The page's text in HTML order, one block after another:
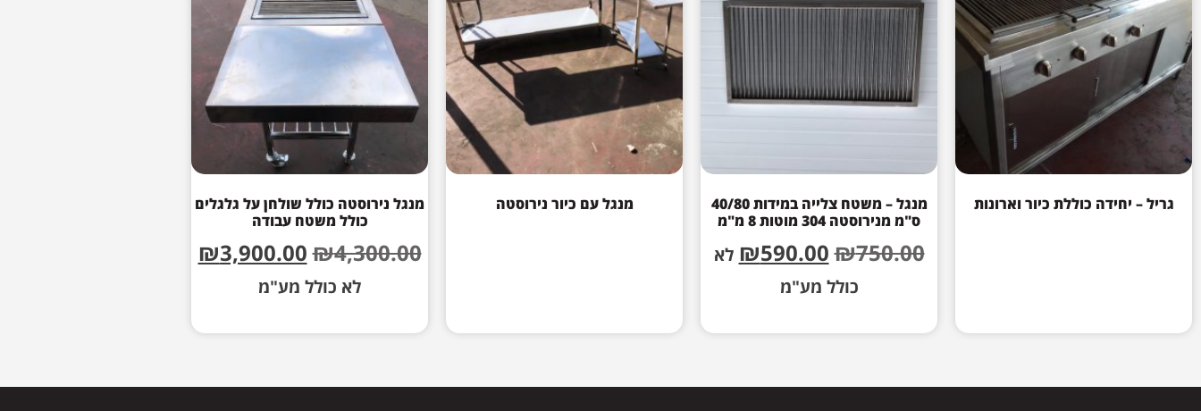
גריל – יחידה כוללת כיור וארונות
מנגל – משטח צלייה במידות 40/80
ס"מ מנירוסטה 304 מוטות 8 מ"מ
₪750.00
₪590.00
לא
כולל מע"מ
מנגל עם כיור נירוסטה
מנגל נירוסטה כולל שולחן על גלגלים
כולל משטח עבודה
₪4,300.00
₪3,900.00
לא כולל מע"מ